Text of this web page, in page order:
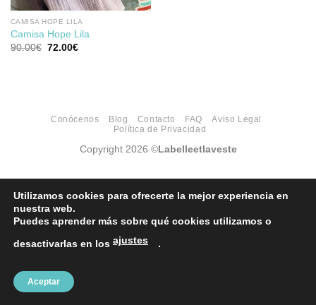
CAMISA HOPE LILA
Camisa Hope Lila
90.00€ El
72.00€El
Conócenos Blog Contacto FAQ
Aviso Legal
Política de Privacidad
Copyright 2026 ©Labelleetlaveste
Utilizamos cookies para ofrecerte la mejor experiencia en
nuestra web.
Puedes aprender más sobre qué cookies utilizamos o
desactivarlas en los ajustes .
Aceptar